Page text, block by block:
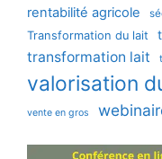
rentabilité agricole
Transformation du lait
transformation lait
valorisation
vente en gros